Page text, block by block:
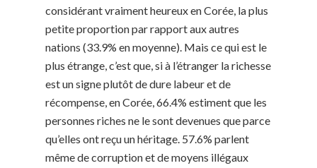
considérant vraiment heureux en Corée, la plus
petite proportion par rapport aux autres
nations (33.9% en moyenne). Mais ce qui est le
plus étrange, c’est que, si à l’étranger la richesse
est un signe plutôt de dure labeur et de
récompense, en Corée, 66.4% estiment que les
personnes riches ne le sont devenues que parce
qu’elles ont reçu un héritage. 57.6% parlent
même de corruption et de moyens illégaux